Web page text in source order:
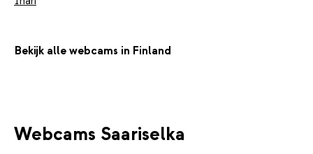
Bekijk alle webcams in Finland
Webcams Saariselka